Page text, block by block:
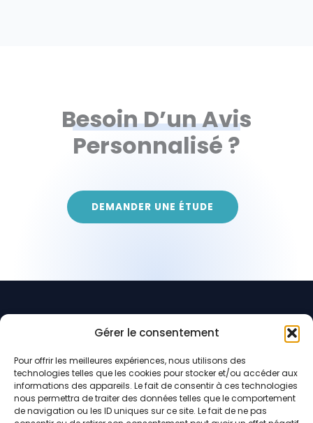
Gérer le consentement
Pour offrir les meilleures expériences, nous utilisons des
technologies telles que les cookies pour stocker et/ou accéder aux
informations des appareils. Le fait de consentir à ces technologies
nous permettra de traiter des données telles que le comportement
de navigation ou les ID uniques sur ce site. Le fait de ne pas
Besoin D’un Avis
Personnalisé ?
DEMANDER UNE ÉTUDE
PRÉVOIR ET PROTÉGER